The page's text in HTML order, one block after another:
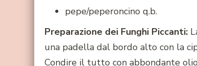
pepe/peperoncino q.b.
Preparazione dei Funghi Piccanti:
una padella dal bordo alto con la
Condire il tutto con abbondante olio